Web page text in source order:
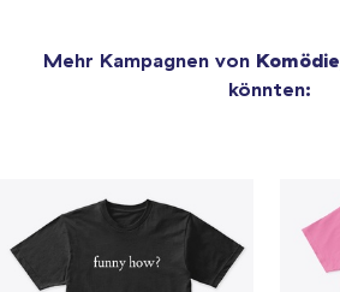
Mehr Kampagnen von Komödie
könnten: